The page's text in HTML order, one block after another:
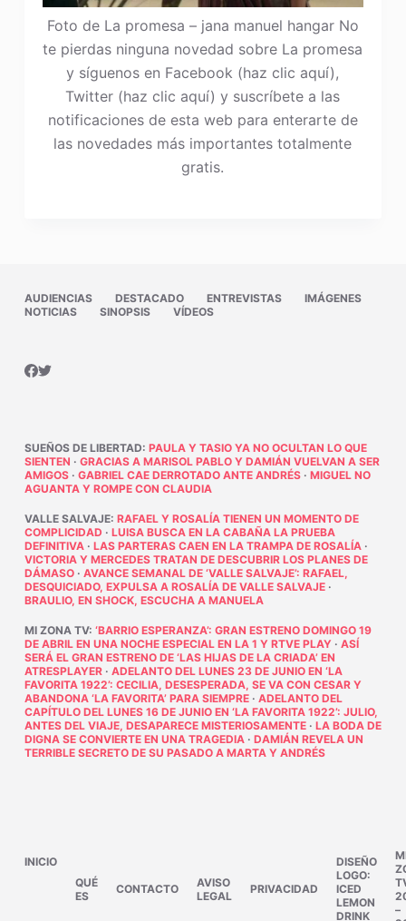
Foto de La promesa – jana manuel hangar No
te pierdas ninguna novedad sobre La promesa
y síguenos en Facebook (haz clic aquí),
Twitter (haz clic aquí) y suscríbete a las
notificaciones de esta web para enterarte de
las novedades más importantes totalmente
gratis.
AUDIENCIAS DESTACADO ENTREVISTAS
IMÁGENES
NOTICIAS
SINOPSIS VÍDEOS
SUEÑOS DE LIBERTAD: PAULA Y TASIO YA NO OCULTAN LO QUE
SIENTEN · GRACIAS A MARISOL PABLO Y DAMIÁN VUELVAN A SER
AMIGOS· GABRIEL CAE DERROTADO ANTE ANDRÉS· MIGUEL NO
AGUANTA Y ROMPE CON CLAUDIA
VALLE SALVAJE: RAFAEL Y ROSALÍA TIENEN UN MOMENTO DE
COMPLICIDAD · LUISA BUSCA EN LA CABAÑA LA PRUEBA
DEFINITIVA· LAS PARTERAS CAEN EN LA TRAMPA DE ROSALÍA·
VICTORIA Y MERCEDES TRATAN DE DESCUBRIR LOS PLANES DE
DÁMASO· AVANCE SEMANAL DE ‘VALLE SALVAJE’: RAFAEL,
DESQUICIADO, EXPULSA A ROSALÍA DE VALLE SALVAJE·
BRAULIO, EN SHOCK, ESCUCHA A MANUELA
MI ZONA TV: ‘BARRIO ESPERANZA’: GRAN ESTRENO DOMINGO 19
DE ABRIL EN UNA NOCHE ESPECIAL EN LA 1 Y RTVE PLAY· ASÍ
SERÁ EL GRAN ESTRENO DE ‘LAS HIJAS DE LA CRIADA’ EN
ATRESPLAYER· ADELANTO DEL LUNES 23 DE JUNIO EN ‘LA
FAVORITA 1922’: CECILIA, DESESPERADA, SE VA CON CESAR Y
ABANDONA ‘LA FAVORITA’ PARA SIEMPRE· ADELANTO DEL
CAPÍTULO DEL LUNES 16 DE JUNIO EN ‘LA FAVORITA 1922’: JULIO,
ANTES DEL VIAJE, DESAPARECE MISTERIOSAMENTE· LA BODA DE
DIGNA SE CONVIERTE EN UNA TRAGEDIA· DAMIÁN REVELA UN
TERRIBLE SECRETO DE SU PASADO A MARTA Y ANDRÉS
INICIO
QUÉ
ES
CONTACTO
AVISO
LEGAL
PRIVACIDAD
DISEÑO
LOGO:
ICED
LEMON
DRINK
–